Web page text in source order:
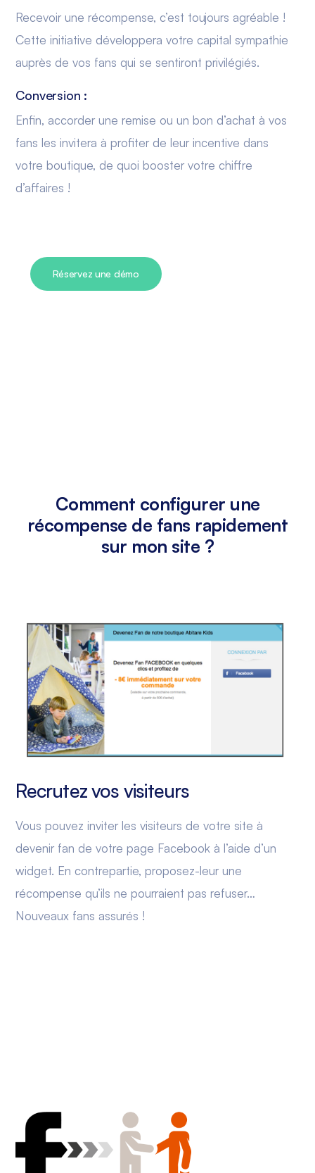
Recevoir une récompense, c’est toujours agréable !
Cette initiative développera votre capital sympathie
auprès de vos fans qui se sentiront privilégiés.
Conversion :
Enfin, accorder une remise ou un bon d’achat à vos
fans les invitera à profiter de leur incentive dans
votre boutique, de quoi booster votre chiffre
d’affaires !
Réservez une démo
Comment configurer une
récompense de fans rapidement
sur mon site ?
Recrutez vos visiteurs
Vous pouvez inviter les visiteurs de votre site à
devenir fan de votre page Facebook à l’aide d’un
widget. En contrepartie, proposez-leur une
récompense qu’ils ne pourraient pas refuser…
Nouveaux fans assurés !